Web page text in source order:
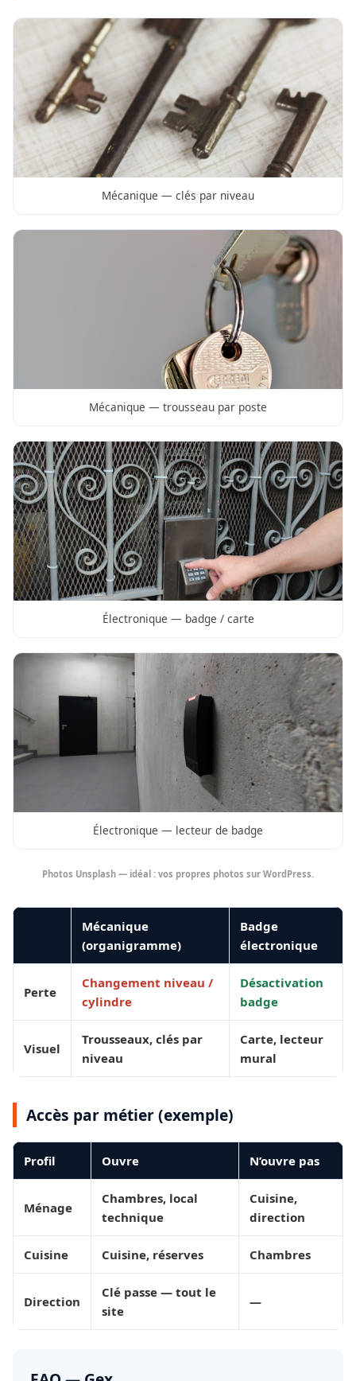
Mécanique — clés par niveau
Mécanique — trousseau par poste
Électronique — badge / carte
Électronique — lecteur de badge
Photos Unsplash — idéal : vos propres photos sur WordPress.
Mécanique
(organigramme)
Badge
électronique
Perte
Changement niveau /
cylindre
Désactivation
badge
Visuel
Trousseaux, clés par
niveau
Carte, lecteur
mural
Accès par métier (exemple)
Profil Ouvre N’ouvre pas
Ménage
Chambres, local
technique
Cuisine,
direction
Cuisine Cuisine, réserves Chambres
Direction
Clé passe — tout le
site
—